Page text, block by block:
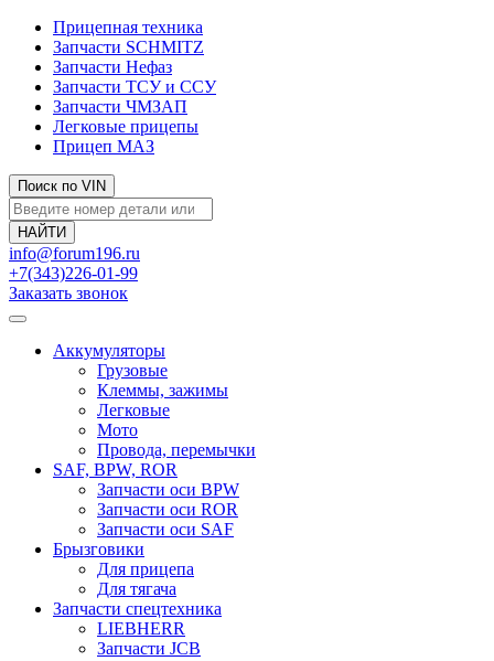
Прицепная техника
Запчасти SCHMITZ
Запчасти Нефаз
Запчасти ТСУ и ССУ
Запчасти ЧМЗАП
Легковые прицепы
Прицеп МАЗ
Поиск по VIN
info@forum196.ru
+7(343)226-01-99
Заказать звонок
Аккумуляторы
Грузовые
Клеммы, зажимы
Легковые
Мото
Провода, перемычки
SAF, BPW, ROR
Запчасти оси BPW
Запчасти оси ROR
Запчасти оси SAF
Брызговики
Для прицепа
Для тягача
Запчасти спецтехника
LIEBHERR
Запчасти JCB